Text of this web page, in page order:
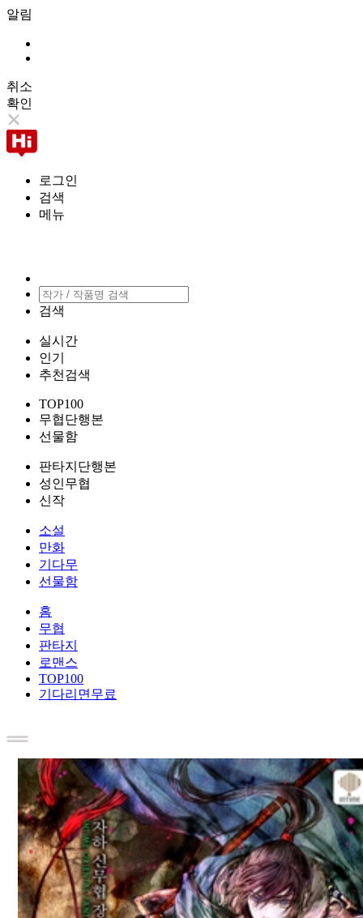
알림
취소
확인
로그인
검색
메뉴
검색
실시간
인기
추천검색
TOP100
무협단행본
선물함
판타지단행본
성인무협
신작
소설
만화
기다무
선물함
홈
무협
판타지
로맨스
TOP100
기다리면무료